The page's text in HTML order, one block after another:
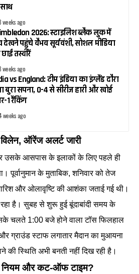
weeks ago
2026: स्टाइलिश ब्लैक लुक में
देखने पहुंचे वैभव सूर्यवंशी, सोशल मीडिया
तस्वीरें
weeks ago
vs England: टीम इंडिया का इंग्लैंड दौरा
बुरा सपना, 0-4 से सीरीज हारी और खोई
1 रैंकिंग
weeks ago
विलेन, ऑरेंज अलर्ट जारी
उसके आसपास के इलाकों के लिए पहले ही
पूर्वानुमान के मुताबिक, शनिवार को तेज
और ओलावृष्टि की आशंका जताई गई थी।
है। सुबह से शुरू हुई बूंदाबांदी समय के
चलते 1:00 बजे होने वाला टॉस फिलहाल
ग्राउंड स्टाफ लगातार मैदान का मुआयना
की स्थिति अभी बनती नहीं दिख रही है।
नियम और कट-ऑफ टाइम?